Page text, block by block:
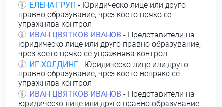
ЕЛЕНА ГРУП - Юридическо лице или друго
правно образувание, чрез което пряко се
упражнява контрол
ИВАН ЦВЯТКОВ ИВАНОВ - Представители на
юридическо лице или друго правно образувание,
чрез което пряко се упражнява контрол
ИГ ХОЛДИНГ - Юридическо лице или друго
правно образувание, чрез което непряко се
упражнява контрол
ИВАН ЦВЯТКОВ ИВАНОВ - Представители на
юридическо лице или друго правно образувание,